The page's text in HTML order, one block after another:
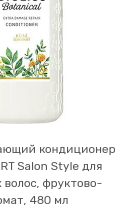
кондиционер
Salon Style для
фруктово-
480 мл